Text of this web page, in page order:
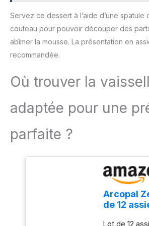
pouvez
de gâteau
les
gâteau
peuvent
la feuille
protecteur
Conception
rouleau
transparent
Servez ce dessert à l’aide d’une spatule
couteau pour pouvoir découper des
abîmer la mousse. La présentation en
recommandée.
Où trouver la
adaptée pour une
parfaite ?
Arcopal
de 12
Lot de 12